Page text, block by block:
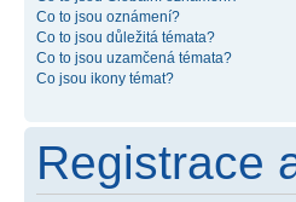
Co to jsou oznámení?
Co to jsou důležitá témata?
Co to jsou uzamčená témata?
Co jsou ikony témat?
Registrace